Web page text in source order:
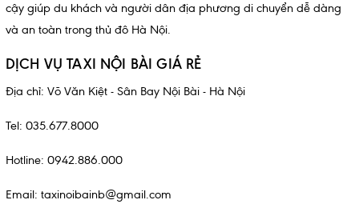
cậy giúp du khách và người dân địa phương di chuyển dễ dàng
và an toàn trong thủ đô Hà Nội.
DỊCH VỤ TAXI NỘI BÀI GIÁ RẺ
Địa chỉ: Võ Văn Kiệt - Sân Bay Nội Bài - Hà Nội
Tel: 035.677.8000
Hotline: 0942.886.000
Email: taxinoibainb@gmail.com